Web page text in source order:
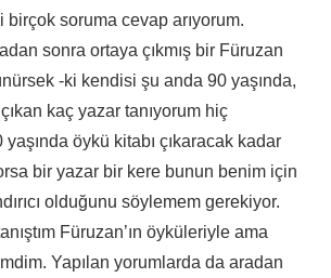
soruma cevap arıyorum.
sonra ortaya çıkmış bir Füruzan
-ki kendisi şu anda 90 yaşında,
kaç yazar tanıyorum hiç
öykü kitabı çıkaracak kadar
bir yazar bir kere bunun benim için
olduğunu söylemem gerekiyor.
Füruzan’ın öyküleriyle ama
Yapılan yorumlarda da aradan